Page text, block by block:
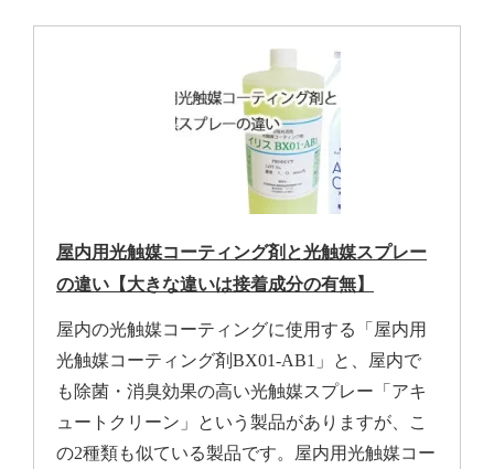
屋内用光触媒コーティング剤と光触媒スプレー
の違い【大きな違いは接着成分の有無】
屋内の光触媒コーティングに使用する「屋内用
光触媒コーティング剤BX01-AB1」と、屋内で
も除菌・消臭効果の高い光触媒スプレー「アキ
ュートクリーン」という製品がありますが、こ
の2種類も似ている製品です。屋内用光触媒コー